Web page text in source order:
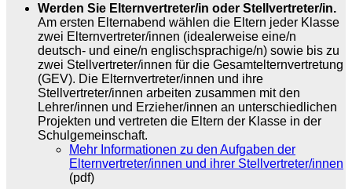
Werden Sie Elternvertreter/in oder Stellvertreter/in.
Am ersten Elternabend wählen die Eltern jeder Klasse
zwei Elternvertreter/innen (idealerweise eine/n
deutsch- und eine/n englischsprachige/n) sowie bis zu
zwei Stellvertreter/innen für die Gesamtelternvertretung
(GEV). Die Elternvertreter/innen und ihre
Stellvertreter/innen arbeiten zusammen mit den
Lehrer/innen und Erzieher/innen an unterschiedlichen
Projekten und vertreten die Eltern der Klasse in der
Schulgemeinschaft.
Mehr Informationen zu den Aufgaben der
Elternvertreter/innen und ihrer Stellvertreter/innen
(pdf)